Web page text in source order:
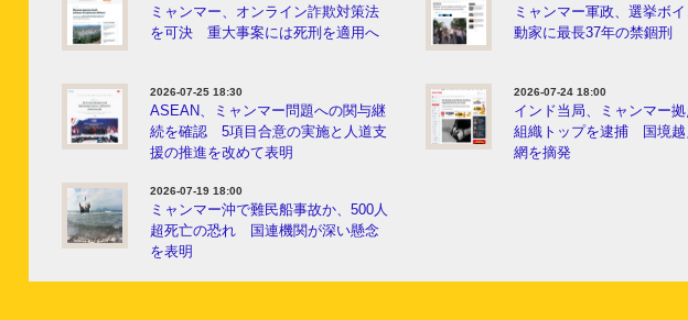
ミャンマー、オンライン詐欺対策法
を可決 重大事案には死刑を適用へ
ミャンマー軍政、選挙ボ
動家に最長37年の禁錮刑
2026-07-25 18:30
ASEAN、ミャンマー問題への関与継
続を確認 5項目合意の実施と人道支
援の推進を改めて表明
2026-07-24 18:00
インド当局、ミャンマー
組織トップを逮捕 国境越
網を摘発
2026-07-19 18:00
ミャンマー沖で難民船事故か、500人
超死亡の恐れ 国連機関が深い懸念
を表明